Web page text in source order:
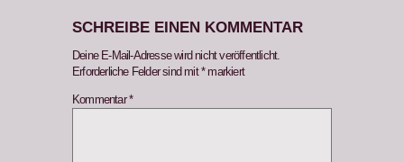
SCHREIBE EINEN KOMMENTAR
Deine E-Mail-Adresse wird nicht veröffentlicht.
Erforderliche Felder sind mit*markiert
Kommentar*